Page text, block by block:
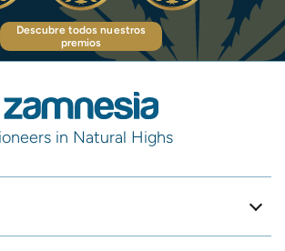
Descubre todos nuestros
premios
in Natural Highs